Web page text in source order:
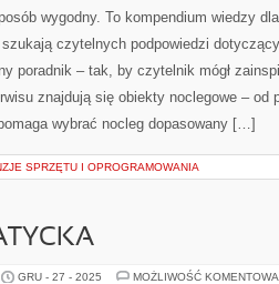
wygodny. To kompendium wiedzy
czytelnych podpowiedzi
poradnik – tak, by czytelnik mógł
znajdują się obiekty noclegowe – od
wybrać nocleg dopasowany […]
SPRZĘTU I OPROGRAMOWANIA
GRU - 27 - 2025 MOŻLIWOŚĆ